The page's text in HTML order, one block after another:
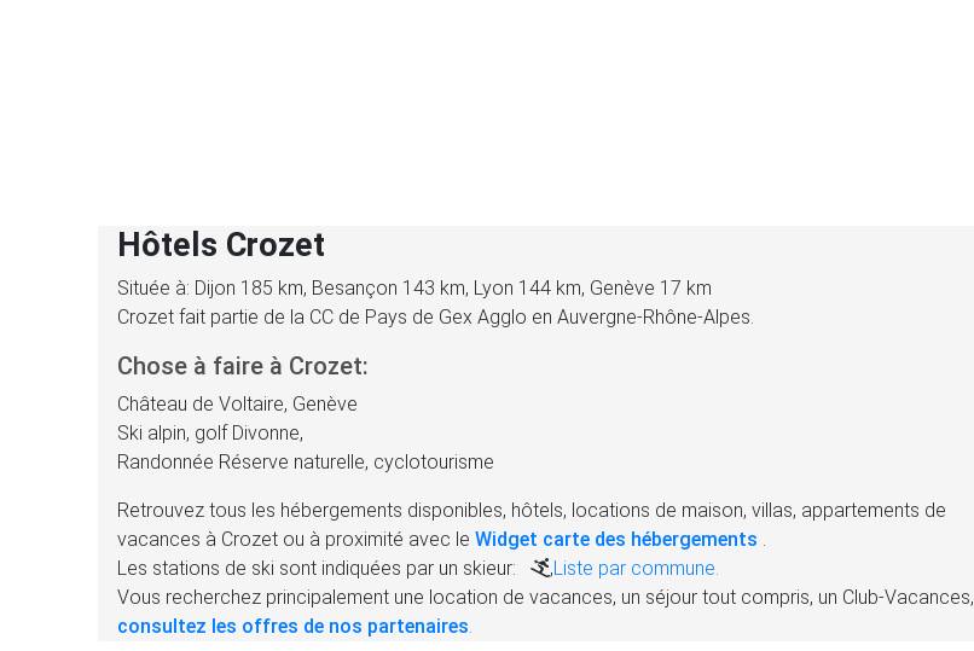
Hôtels Crozet
Située à: Dijon 185 km, Besançon 143 km, Lyon 144 km, Genève 17 km
Crozet fait partie de la CC de Pays de Gex Agglo en Auvergne-Rhône-Alpes.
Chose à faire à Crozet:
Château de Voltaire, Genève
Ski alpin, golf Divonne,
Randonnée Réserve naturelle, cyclotourisme
Retrouvez tous les hébergements disponibles, hôtels, locations de maison, villas, appartements de
vacances à Crozet ou à proximité avec le Widget carte des hébergements
Les stations de ski sont indiquées par un skieur:
,Liste par commune.
Vous recherchez principalement une location de vacances, un séjour tout compris, un Club-Vacances,
consultez les offres de nos partenaires